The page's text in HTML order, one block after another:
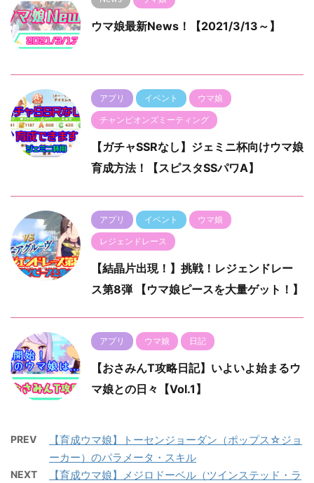
ウマ娘最新News！【2021/3/13～】
アプリ イベント ウマ娘
チャンピオンズミーティング
【ガチャSSRなし】ジェミニ杯向けウマ娘
育成方法！【スピスタSSパワA】
アプリ イベント ウマ娘
レジェンドレース
【結晶片出現！】挑戦！レジェンドレー
ス第8弾 【ウマ娘ピースを大量ゲット！】
アプリ ウマ娘 日記
【おさみんT攻略日記】いよいよ始まるウ
マ娘との日々【Vol.1】
PREV
【育成ウマ娘】トーセンジョーダン（ポップス☆ジョ
ーカー）のパラメータ・スキル
NEXT
【育成ウマ娘】メジロドーベル（ツインステッド・ラ